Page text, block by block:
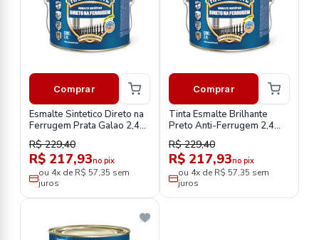
Comprar
Esmalte Sintetico Direto na
Ferrugem Prata Galao 2,4
Litros-Hammerite
R$ 229,40
R$ 217,93no pix
ou 4x de R$ 57,35 sem
juros
Comprar
Tinta Esmalte Brilhante
Preto Anti-Ferrugem 2,4
Litros-Hammerite
R$ 229,40
R$ 217,93no pix
ou 4x de R$ 57,35 sem
juros